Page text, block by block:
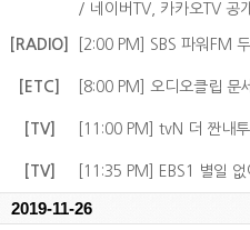
/ 네이버TV, 카카오TV 공
[RADIO] [2:00 PM] SBS 파워FM
[ETC] [8:00 PM] 오디오클립 문
[TV] [11:00 PM] tvN 더 짠내투
[TV] [11:35 PM] EBS1 별일
2019-11-26